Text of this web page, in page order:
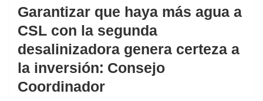
Garantizar que haya más agua a
CSL con la segunda
desalinizadora genera certeza a
la inversión: Consejo
Coordinador